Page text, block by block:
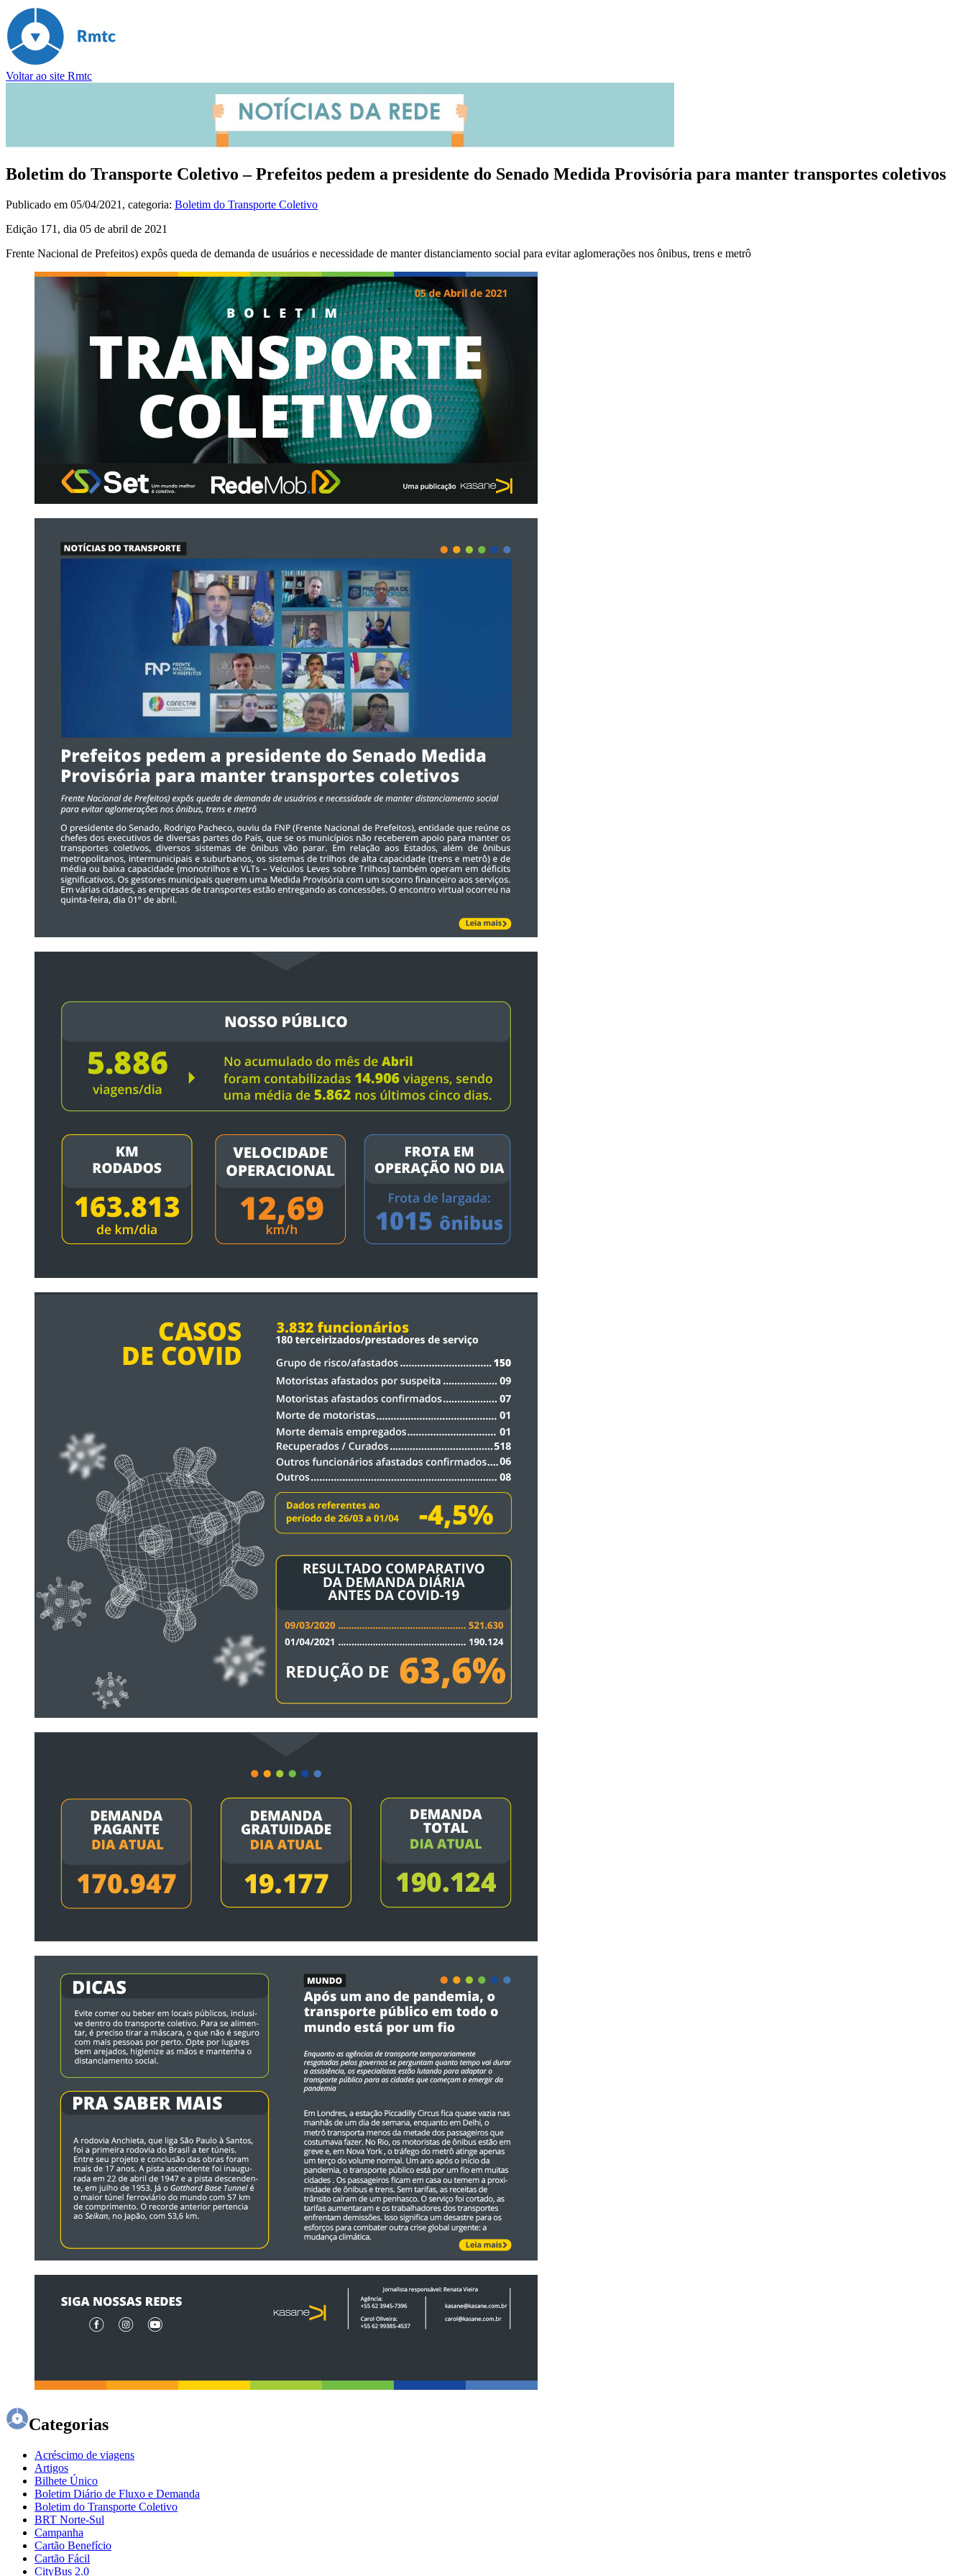
Voltar ao site Rmtc
Boletim do Transporte Coletivo – Prefeitos pedem a presidente do Senado Medida Provisória para manter transportes coletivos
Publicado em 05/04/2021 , categoria: Boletim do Transporte Coletivo
Edição 171, dia 05 de abril de 2021
Frente Nacional de Prefeitos) expôs queda de demanda de usuários e necessidade de manter distanciamento social para evitar aglomerações nos ônibus, trens e metrô
Categorias
Acréscimo de viagens
Artigos
Bilhete Único
Boletim Diário de Fluxo e Demanda
Boletim do Transporte Coletivo
BRT Norte-Sul
Campanha
Cartão Benefício
Cartão Fácil
CityBus 2.0